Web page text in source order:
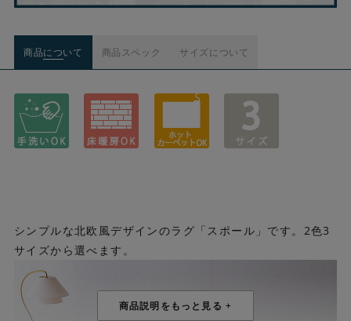
商品について 商品スペック サイズについて
シンプルな北欧風デザインのラグ「スポール」です。2色3
サイズから選べます。